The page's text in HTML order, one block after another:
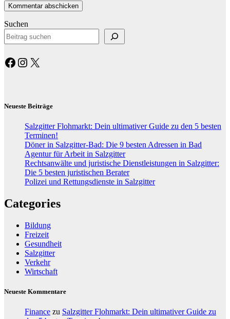
Suchen
Facebook
Instagram
X
Neueste Beiträge
Salzgitter Flohmarkt: Dein ultimativer Guide zu den 5 besten
Terminen!
Döner in Salzgitter-Bad: Die 9 besten Adressen in Bad
Agentur für Arbeit in Salzgitter
Rechtsanwälte und juristische Dienstleistungen in Salzgitter:
Die 5 besten juristischen Berater
Polizei und Rettungsdienste in Salzgitter
Categories
Bildung
Freizeit
Gesundheit
Salzgitter
Verkehr
Wirtschaft
Neueste Kommentare
Finance zu Salzgitter Flohmarkt: Dein ultimativer Guide zu